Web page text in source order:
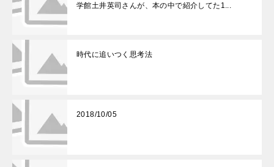
学館土井英司さんが、本の中で紹介してた1...
時代に追いつく思考法
2018/10/05